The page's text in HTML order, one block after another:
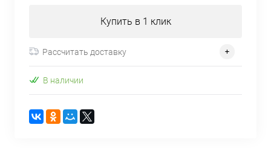
Купить в 1 клик
Рассчитать доставку
В наличии